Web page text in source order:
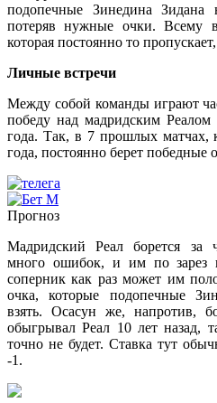
подопечные Зинедина Зидана
потеряв нужные очки. Всему
которая постоянно то
Личные встречи
Между собой команды играют
победу над мадридским Реалом
года. Так, в 7 прошлых матчах,
года, постоянно берет победные
Прогноз
Мадридский Реал борется за
много ошибок, и им по зарез
соперник как раз может им
очка, которые подопечные
взять. Осасун же, напротив,
обыгрывал Реал 10 лет назад,
точно не будет. Ставка тут
-1.